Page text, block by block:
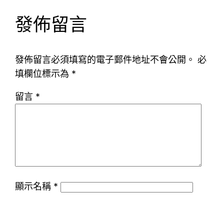
發佈留言
發佈留言必須填寫的電子郵件地址不會公開。 必
填欄位標示為 *
留言 *
顯示名稱 *